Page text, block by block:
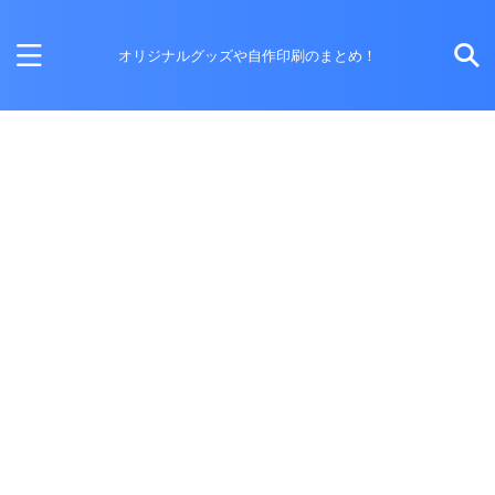
オリジナルグッズや自作印刷のまとめ！